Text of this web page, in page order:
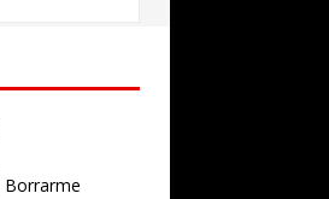
Borrarme